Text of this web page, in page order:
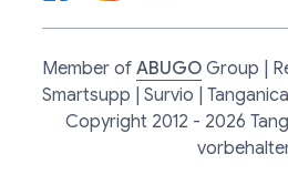
Member of ABUGO Group |
Smartsupp | Survio | Tanganica
Copyright 2012 - 2026